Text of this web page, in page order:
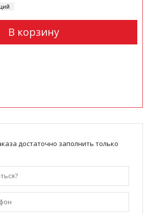
В корзину
достаточно заполнить только